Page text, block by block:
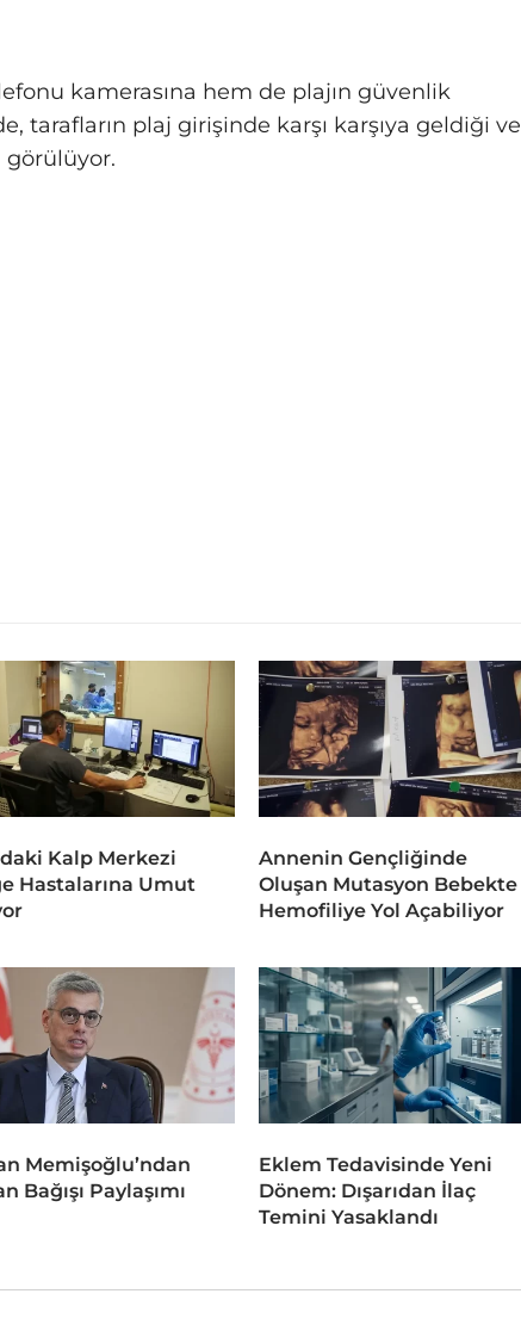
kamerasına hem de plajın güvenlik
tarafların plaj girişinde karşı karşıya geldiği ve
görülüyor.
Kalp Merkezi
Hastalarına Umut
Annenin Gençliğinde
Oluşan Mutasyon Bebekte
Hemofiliye Yol Açabiliyor
Memişoğlu’ndan
Bağışı Paylaşımı
Eklem Tedavisinde Yeni
Dönem: Dışarıdan İlaç
Temini Yasaklandı